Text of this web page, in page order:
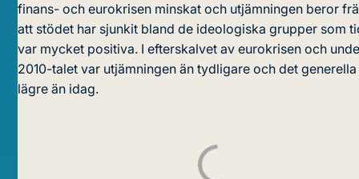
finans- och eurokrisen minskat och utjämningen beror
att stödet har sjunkit bland de ideologiska grupper som
var mycket positiva. I efterskalvet av eurokrisen och
2010-talet var utjämningen än tydligare och det
lägre än idag.